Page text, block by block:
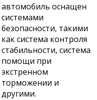
автомобиль оснащен
системами
безопасности, такими
как система контроля
стабильности, система
помощи при
экстренном
торможении и
другими.